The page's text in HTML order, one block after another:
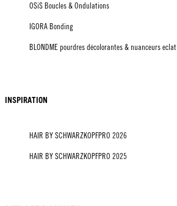
OSiS Boucles & Ondulations
IGORA Bonding
BLONDME pourdres décolorantes & nuanceurs eclat
INSPIRATION
HAIR BY SCHWARZKOPFPRO 2026
HAIR BY SCHWARZKOPFPRO 2025